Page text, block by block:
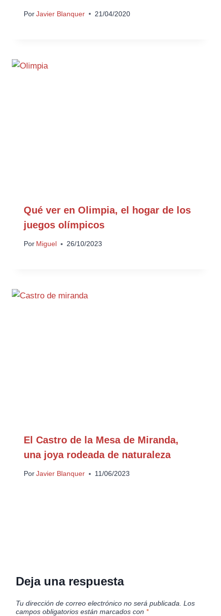
Por Javier Blanquer 21/04/2020
Qué ver en Olimpia, el hogar de los
juegos olímpicos
Por Miguel 26/10/2023
El Castro de la Mesa de Miranda,
una joya rodeada de naturaleza
Por Javier Blanquer 11/06/2023
Deja una respuesta
Tu dirección de correo electrónico no será publicada. Los
campos obligatorios están marcados con *